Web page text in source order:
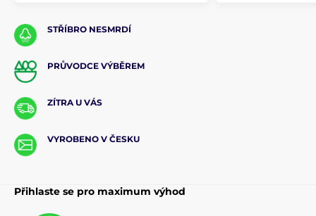
STŘÍBRO NESMRDÍ
PRŮVODCE VÝBĚREM
ZÍTRA U VÁS
VYROBENO V ČESKU
Přihlaste se pro maximum výhod